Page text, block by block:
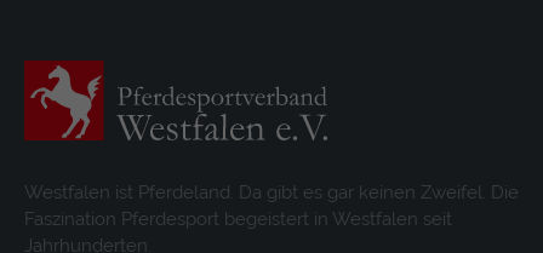
Westfalen ist Pferdeland. Da gibt es gar keinen Zweifel. Die
Faszination Pferdesport begeistert in Westfalen seit
Jahrhunderten.